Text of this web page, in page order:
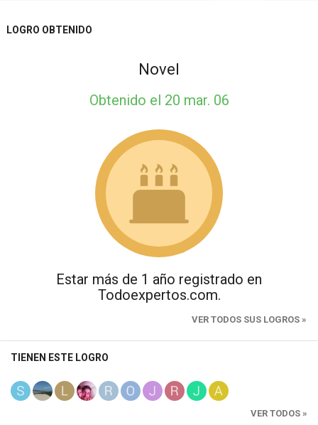
LOGRO OBTENIDO
Novel
Obtenido el 20 mar. 06
Estar más de 1 año registrado en
Todoexpertos.com.
VER TODOS SUS LOGROS »
TIENEN ESTE LOGRO
VER TODOS »